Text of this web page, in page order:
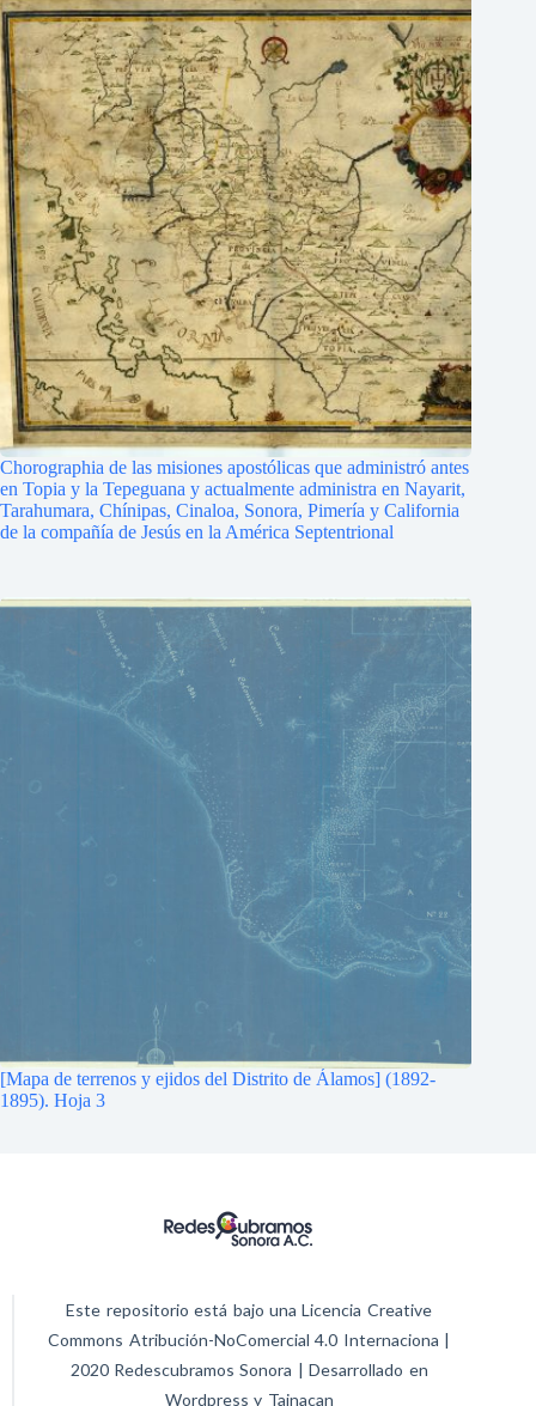
Chorographia de las misiones apostólicas que administró antes
en Topia y la Tepeguana y actualmente administra en Nayarit,
Tarahumara, Chínipas, Cinaloa, Sonora, Pimería y California
de la compañía de Jesús en la América Septentrional
[Mapa de terrenos y ejidos del Distrito de Álamos] (1892-
1895). Hoja 3
Este repositorio está bajo una Licencia Creative
Commons Atribución-NoComercial 4.0 Internaciona |
2020 Redescubramos Sonora | Desarrollado en
Wordpress y Tainacan